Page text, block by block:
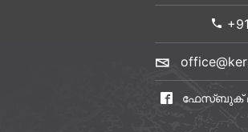
ഫേസ്ബുക്